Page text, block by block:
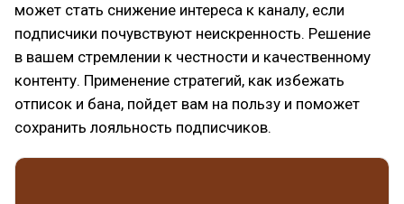
может стать снижение интереса к каналу, если
подписчики почувствуют неискренность. Решение
в вашем стремлении к честности и качественному
контенту. Применение стратегий, как избежать
отписок и бана, пойдет вам на пользу и поможет
сохранить лояльность подписчиков.